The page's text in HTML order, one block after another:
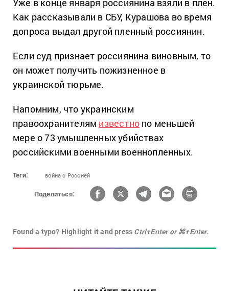
Уже в конце января россиянина взяли в плен.
Как рассказывали в СБУ, Курашова во время
допроса выдал другой пленный россиянин.
Если суд признает россиянина виновным, то
он может получить пожизненное в
украинской тюрьме.
Напомним, что украинским
правоохранителям известно по меньшей
мере о 73 умышленных убийствах
российскими военными военнопленных.
Теги: война с Россией
Поделиться:
Found a typo? Highlight it and press Ctrl+Enter or ⌘+Enter.